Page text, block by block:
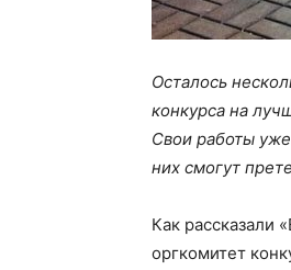
Осталось
конкурса на
Свои работы
них смогут
Как рассказали
оргкомитет